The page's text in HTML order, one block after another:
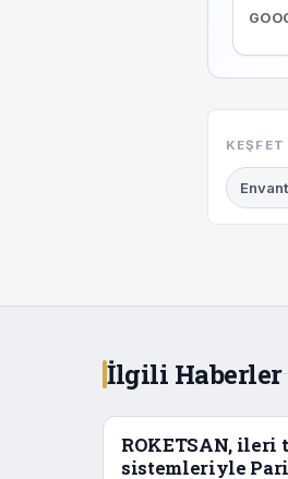
KEŞFET
İlgili Haberler
ROKETSAN,
sistemleriyle